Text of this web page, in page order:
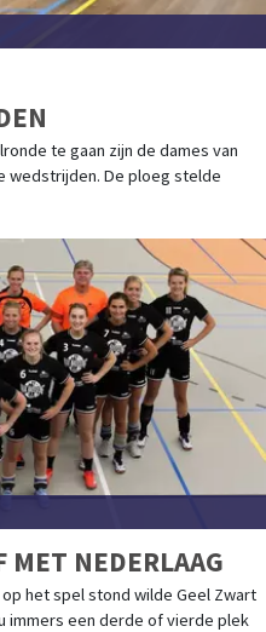
te gaan zijn de dames van
wedstrijden. De ploeg stelde
MET NEDERLAAG
het spel stond wilde Geel Zwart
immers een derde of vierde plek